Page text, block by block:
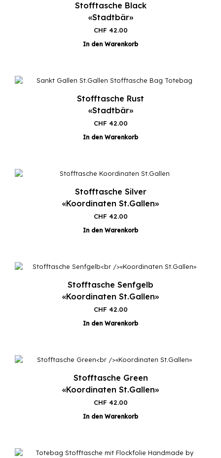
Stofftasche Black
«Stadtbär»
CHF 42.00
In den Warenkorb
Stofftasche Rust
«Stadtbär»
CHF 42.00
In den Warenkorb
Stofftasche Silver
«Koordinaten St.Gallen»
CHF 42.00
In den Warenkorb
Stofftasche Senfgelb
«Koordinaten St.Gallen»
CHF 42.00
In den Warenkorb
Stofftasche Green
«Koordinaten St.Gallen»
CHF 42.00
In den Warenkorb